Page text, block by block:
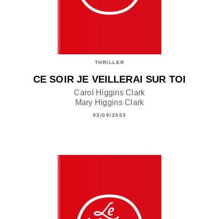
THRILLER
CE SOIR JE VEILLERAI SUR TOI
Carol Higgins Clark
Mary Higgins Clark
03/09/2003